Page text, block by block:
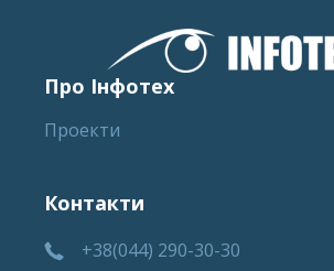
Про Інфотех
Проекти
Контакти
+38(044) 290-30-30